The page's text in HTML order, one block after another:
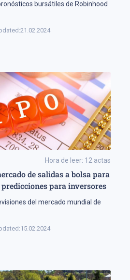
bursátiles de Robinhood
21.02.2024
Hora de leer: 12 actas
de salidas a bolsa para
para inversores
del mercado mundial de
15.02.2024